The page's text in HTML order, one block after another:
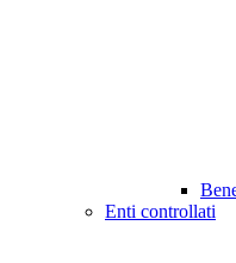
Enti controllati